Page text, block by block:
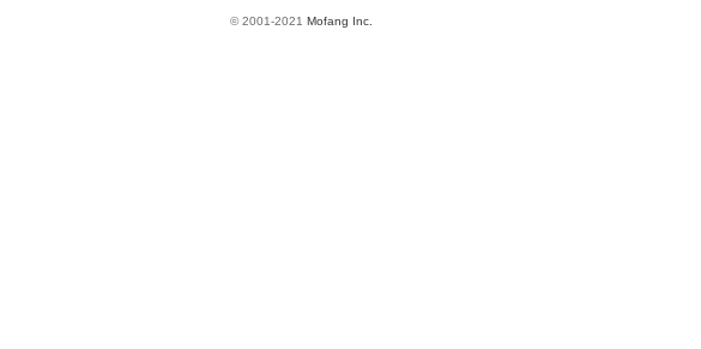
© 2001-2021 Mofang Inc.